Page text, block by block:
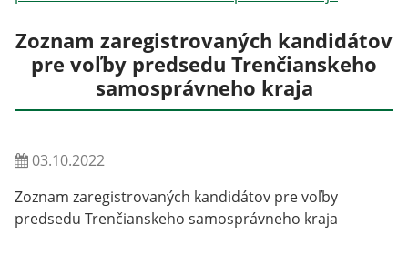
Zoznam zaregistrovaných kandidátov
pre voľby predsedu Trenčianskeho
samosprávneho kraja
03.10.2022
Zoznam zaregistrovaných kandidátov pre voľby
predsedu Trenčianskeho samosprávneho kraja